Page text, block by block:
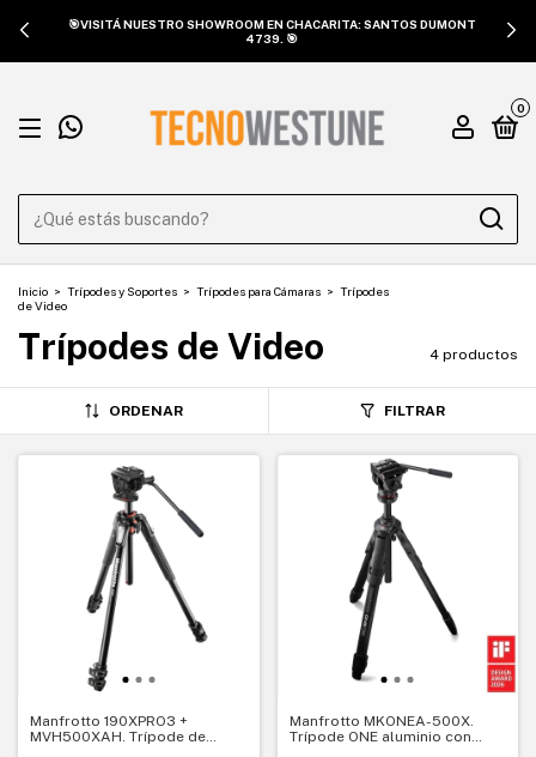
🎯VISITÁ NUESTRO SHOWROOM EN CHACARITA: SANTOS DUMONT
4739. 🎯
0
Inicio > Trípodes y Soportes > Trípodes para Cámaras > Trípodes
de Video
Trípodes de Video 4 productos
ORDENAR FILTRAR
Manfrotto 190XPRO3 +
MVH500XAH. Trípode de
Manfrotto MKONEA-500X.
Trípode ONE aluminio con